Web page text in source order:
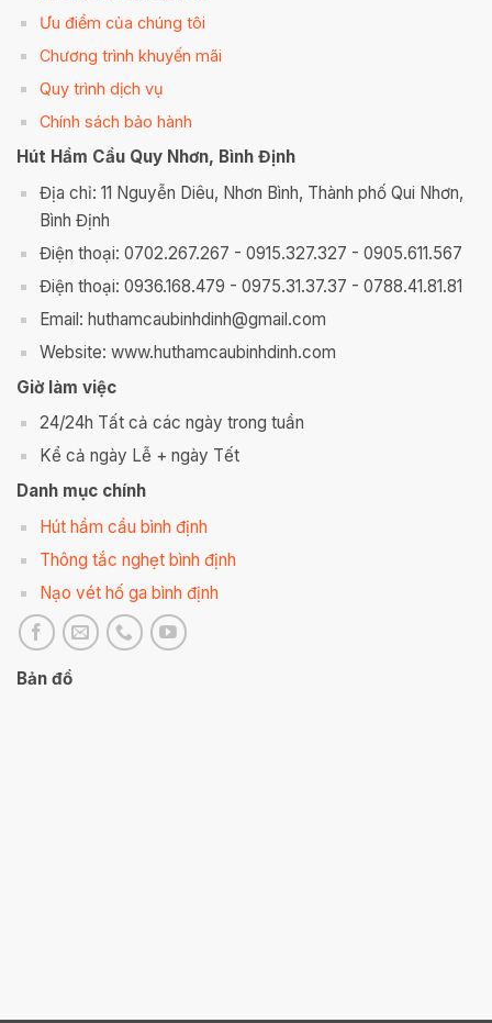
Ưu điểm của chúng tôi
Chương trình khuyến mãi
Quy trình dịch vụ
Chính sách bảo hành
Hút Hầm Cầu Quy Nhơn, Bình Định
Địa chỉ: 11 Nguyễn Diêu, Nhơn Bình, Thành phố Qui Nhơn,
Bình Định
Điện thoại: 0702.267.267 - 0915.327.327 - 0905.611.567
Điện thoại: 0936.168.479 - 0975.31.37.37 - 0788.41.81.81
Email: huthamcaubinhdinh@gmail.com
Website: www.huthamcaubinhdinh.com
Giờ làm việc
24/24h Tất cả các ngày trong tuần
Kể cả ngày Lễ + ngày Tết
Danh mục chính
Hút hầm cầu bình định
Thông tắc nghẹt bình định
Nạo vét hố ga bình định
Bản đồ